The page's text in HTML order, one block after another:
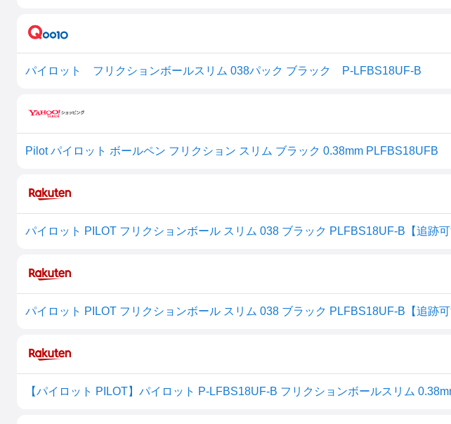
パイロット フリクションボールスリム 038パック ブラック P-LFBS18UF-B
Pilot パイロット ボールペン フリクション スリム ブラック 0.38mm PLFBS18UFB
【パイロット PILOT】パイロット P-LFBS18UF-B フリクションボールスリム